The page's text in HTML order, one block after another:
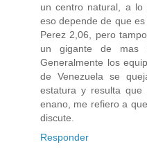
un centro natural, a
eso depende de que
Perez 2,06, pero
un gigante de mas
Generalmente los
de Venezuela se
estatura y resulta
enano, me refiero a
discute.
Responder